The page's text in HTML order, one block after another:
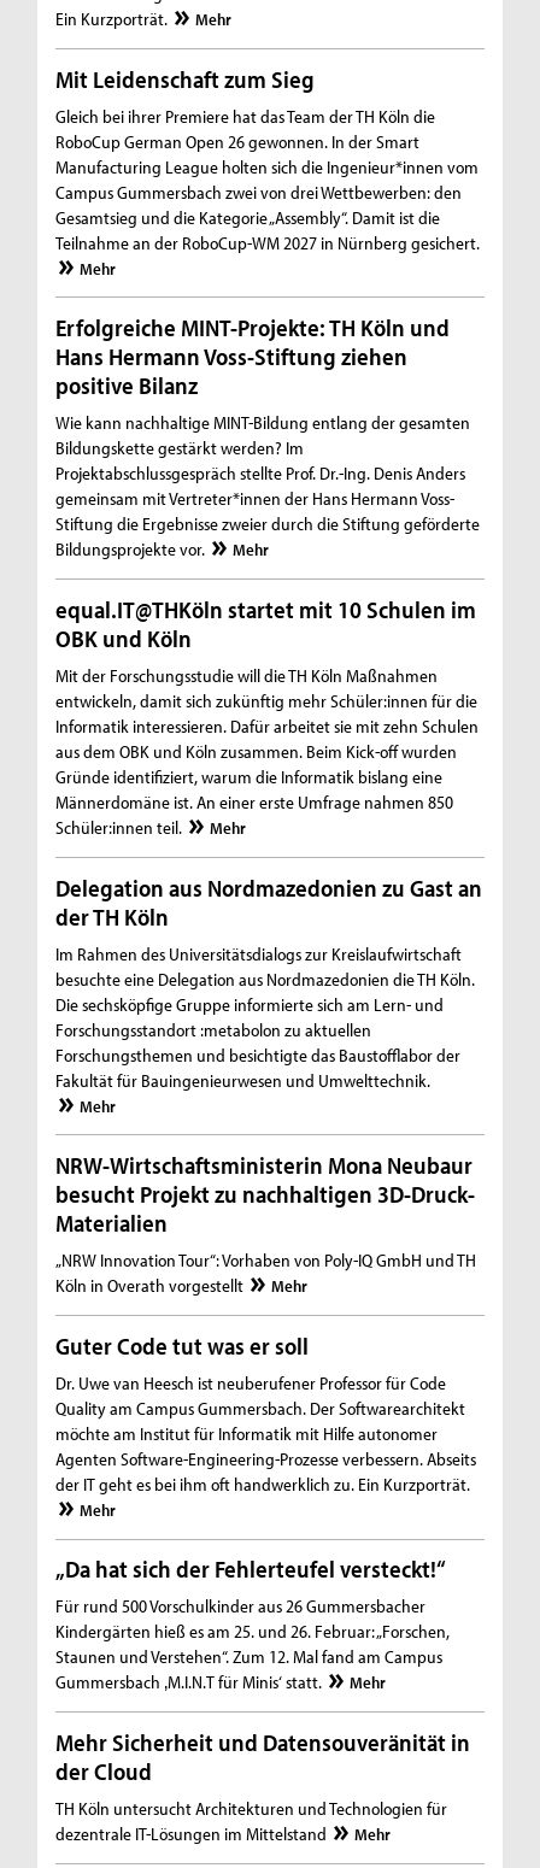
Ein Kurzporträt.
Mehr
Mit Leidenschaft zum Sieg
Gleich bei ihrer Premiere hat das Team der TH Köln die
RoboCup German Open 26 gewonnen. In der Smart
Manufacturing League holten sich die Ingenieur*innen vom
Campus Gummersbach zwei von drei Wettbewerben: den
Gesamtsieg und die Kategorie „Assembly“. Damit ist die
Teilnahme an der RoboCup-WM 2027 in Nürnberg gesichert.
Mehr
Erfolgreiche MINT-Projekte: TH Köln und
Hans Hermann Voss-Stiftung ziehen
positive Bilanz
Wie kann nachhaltige MINT-Bildung entlang der gesamten
Bildungskette gestärkt werden? Im
Projektabschlussgespräch stellte Prof. Dr.-Ing. Denis Anders
gemeinsam mit Vertreter*innen der Hans Hermann Voss-
Stiftung die Ergebnisse zweier durch die Stiftung geförderte
Bildungsprojekte vor.
Mehr
equal.IT@THKöln startet mit 10 Schulen im
OBK und Köln
Mit der Forschungsstudie will die TH Köln Maßnahmen
entwickeln, damit sich zukünftig mehr Schüler:innen für die
Informatik interessieren. Dafür arbeitet sie mit zehn Schulen
aus dem OBK und Köln zusammen. Beim Kick-off wurden
Gründe identifiziert, warum die Informatik bislang eine
Männerdomäne ist. An einer erste Umfrage nahmen 850
Schüler:innen teil.
Mehr
Delegation aus Nordmazedonien zu Gast an
der TH Köln
Im Rahmen des Universitätsdialogs zur Kreislaufwirtschaft
besuchte eine Delegation aus Nordmazedonien die TH Köln.
Die sechsköpfige Gruppe informierte sich am Lern- und
Forschungsstandort :metabolon zu aktuellen
Forschungsthemen und besichtigte das Baustofflabor der
Fakultät für Bauingenieurwesen und Umwelttechnik.
Mehr
NRW-Wirtschaftsministerin Mona Neubaur
besucht Projekt zu nachhaltigen 3D-Druck-
Materialien
„NRW Innovation Tour“: Vorhaben von Poly-IQ GmbH und TH
Köln in Overath vorgestellt
Mehr
Guter Code tut was er soll
Dr. Uwe van Heesch ist neuberufener Professor für Code
Quality am Campus Gummersbach. Der Softwarearchitekt
möchte am Institut für Informatik mit Hilfe autonomer
Agenten Software-Engineering-Prozesse verbessern. Abseits
der IT geht es bei ihm oft handwerklich zu. Ein Kurzporträt.
Mehr
„Da hat sich der Fehlerteufel versteckt!“
Für rund 500 Vorschulkinder aus 26 Gummersbacher
Kindergärten hieß es am 25. und 26. Februar: „Forschen,
Staunen und Verstehen“. Zum 12. Mal fand am Campus
Gummersbach ‚M.I.N.T für Minis‘ statt.
Mehr
Mehr Sicherheit und Datensouveränität in
der Cloud
TH Köln untersucht Architekturen und Technologien für
dezentrale IT-Lösungen im Mittelstand
Mehr